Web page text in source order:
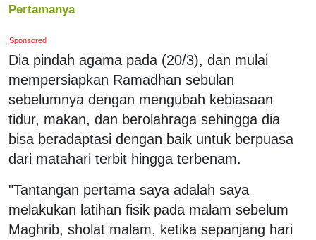
Pertamanya
Sponsored
Dia pindah agama pada (20/3), dan mulai
mempersiapkan Ramadhan sebulan
sebelumnya dengan mengubah kebiasaan
tidur, makan, dan berolahraga sehingga dia
bisa beradaptasi dengan baik untuk berpuasa
dari matahari terbit hingga terbenam.
"Tantangan pertama saya adalah saya
melakukan latihan fisik pada malam sebelum
Maghrib, sholat malam, ketika sepanjang hari